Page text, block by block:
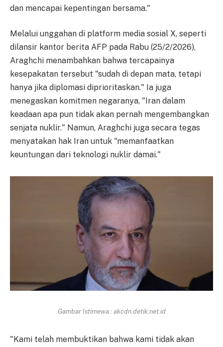
dan mencapai kepentingan bersama."
Melalui unggahan di platform media sosial X, seperti
dilansir kantor berita AFP pada Rabu (25/2/2026),
Araghchi menambahkan bahwa tercapainya
kesepakatan tersebut "sudah di depan mata, tetapi
hanya jika diplomasi diprioritaskan." Ia juga
menegaskan komitmen negaranya, "Iran dalam
keadaan apa pun tidak akan pernah mengembangkan
senjata nuklir." Namun, Araghchi juga secara tegas
menyatakan hak Iran untuk "memanfaatkan
keuntungan dari teknologi nuklir damai."
Gambar Istimewa : akcdn.detik.net.id
"Kami telah membuktikan bahwa kami tidak akan